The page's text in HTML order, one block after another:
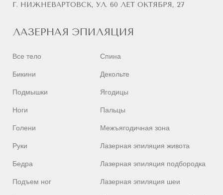
Г. НИЖНЕВАРТОВСК, УЛ. 60 ЛЕТ ОКТЯБРЯ, 27
ЛАЗЕРНАЯ ЭПИЛЯЦИЯ
Все тело
Бикини
Подмышки
Ноги
Голени
Руки
Бедра
Подъем ног
Спина
Декольте
Ягодицы
Пальцы
Межъягодичная зона
Лазерная эпиляция живота
Лазерная эпиляция подбородка
Лазерная эпиляция шеи